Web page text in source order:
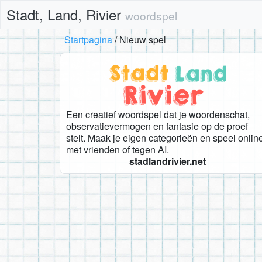
Stadt, Land, Rivier woordspel
Startpagina Nieuw spel
Een creatief woordspel dat je woordenschat,
observatievermogen en fantasie op de proef
stelt. Maak je eigen categorieën en speel
met vrienden of tegen AI.
stadlandrivier.net